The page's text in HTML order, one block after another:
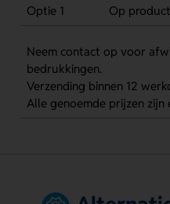
Optie 1
Op product
Neem contact op voor
bedrukkingen.
Verzending binnen 12
Alle genoemde prijzen zijn